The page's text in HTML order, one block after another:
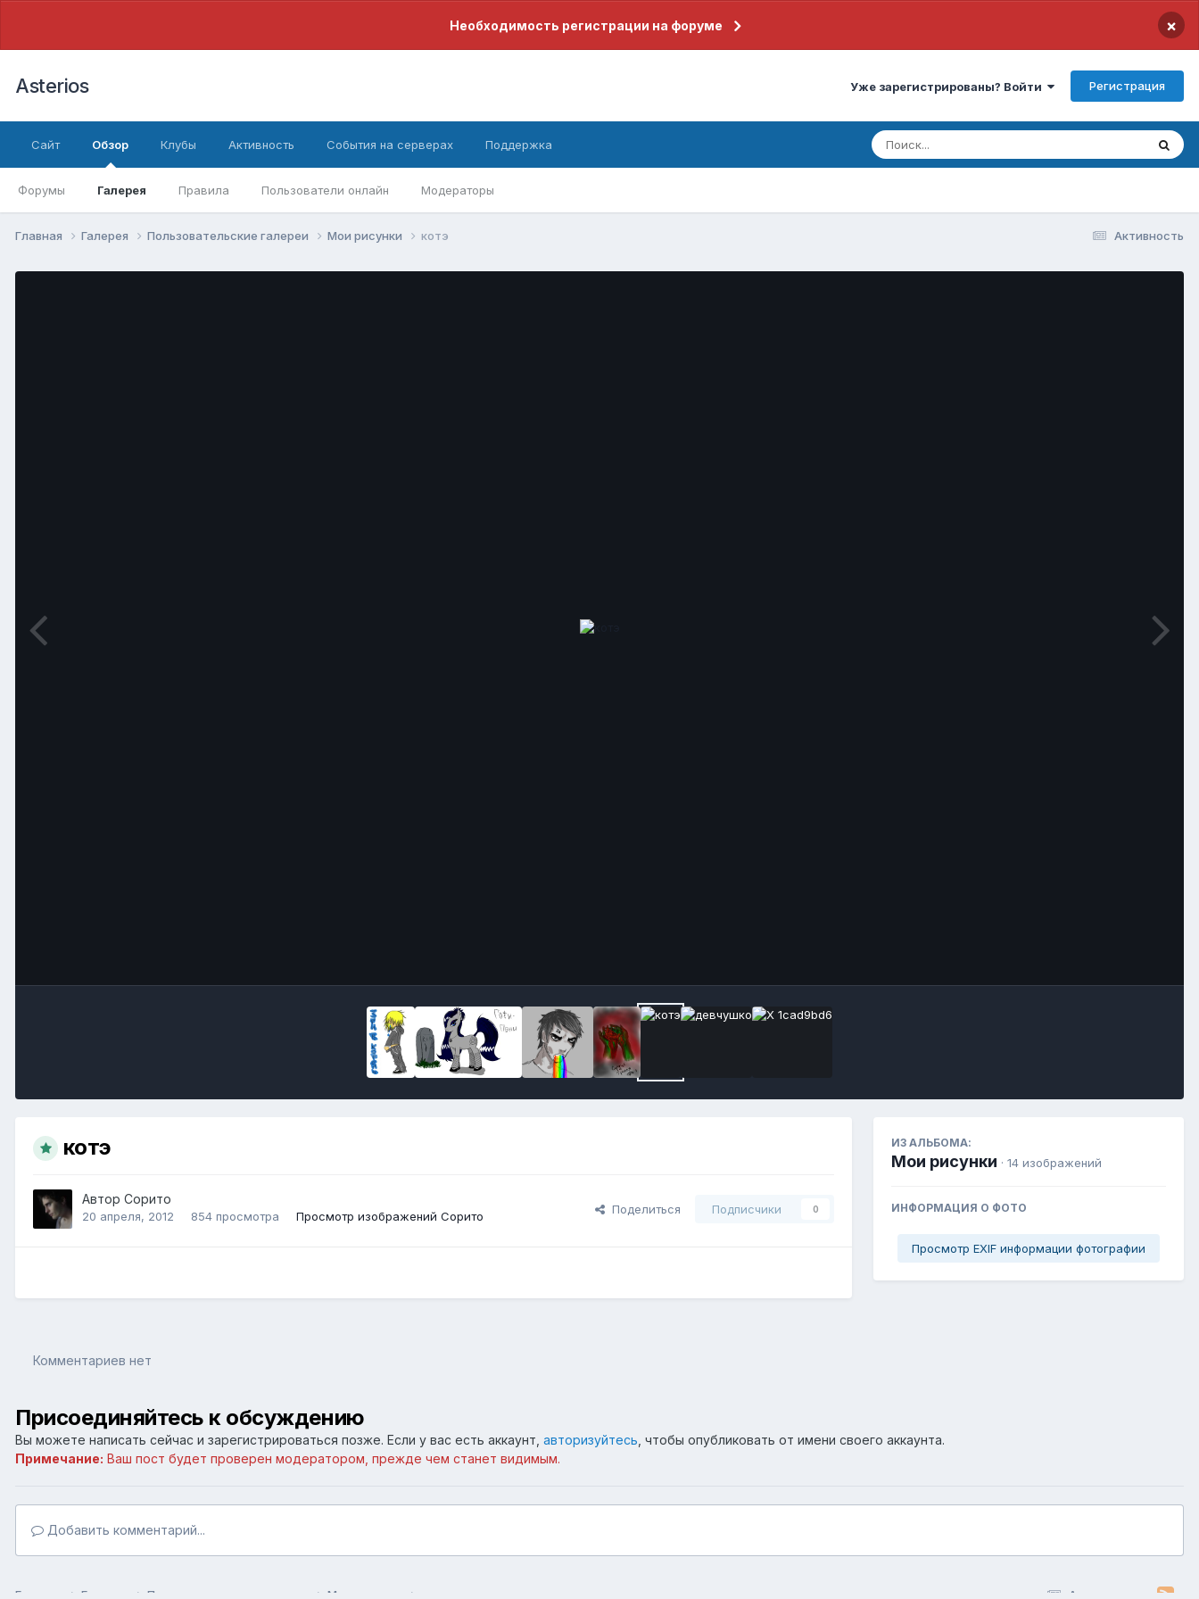
Необходимость регистрации на форуме ×
Asterios Уже зарегистрированы? Войти Регистрация
Сайт Обзор
Форумы Галерея Правила Пользователи онлайн Модераторы
Клубы Активность События на серверах Поддержка
Активность
Главная Галерея Пользовательские галереи Мои рисунки котэ
котэ
Автор Сорито
20 апреля, 2012 854 просмотра Просмотр изображений Сорито
Поделиться Подписчики 0
ИЗ АЛЬБОМА:
Мои рисунки · 14 изображений
ИНФОРМАЦИЯ О ФОТО
Просмотр EXIF информации фотографии
Комментариев нет
Присоединяйтесь к обсуждению
Вы можете написать сейчас и зарегистрироваться позже. Если у вас есть аккаунт, авторизуйтесь , чтобы опубликовать от имени своего аккаунта.
Примечание: Ваш пост будет проверен модератором, прежде чем станет видимым.
Добавить комментарий...
Активность
Главная Галерея Пользовательские галереи Мои рисунки